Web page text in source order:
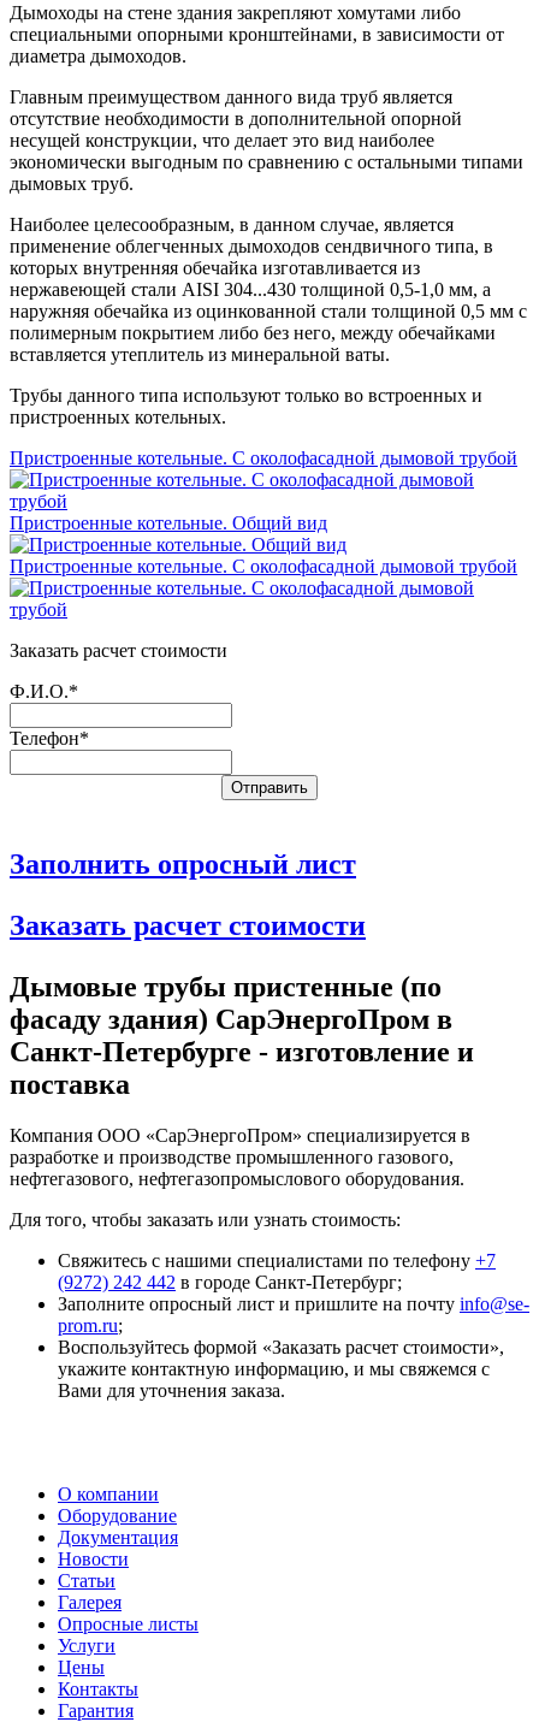
Дымоходы на стене здания закрепляют хомутами либо
специальными опорными кронштейнами, в зависимости от
диаметра дымоходов.
Главным преимуществом данного вида труб является
отсутствие необходимости в дополнительной опорной
несущей конструкции, что делает это вид наиболее
экономически выгодным по сравнению с остальными типами
дымовых труб.
Наиболее целесообразным, в данном случае, является
применение облегченных дымоходов сендвичного типа, в
которых внутренняя обечайка изготавливается из
нержавеющей стали AISI 304...430 толщиной 0,5-1,0 мм, а
наружняя обечайка из оцинкованной стали толщиной 0,5 мм с
полимерным покрытием либо без него, между обечайками
вставляется утеплитель из минеральной ваты.
Трубы данного типа используют только во встроенных и
пристроенных котельных.
Пристроенные котельные. С околофасадной дымовой трубой
Пристроенные котельные. Общий вид
Пристроенные котельные. С околофасадной дымовой трубой
Заказать расчет стоимости
Ф.И.О.*
Телефон*
Заполнить опросный лист
Заказать расчет стоимости
Дымовые трубы пристенные (по
фасаду здания) СарЭнергоПром в
Санкт-Петербурге - изготовление и
поставка
Компания ООО «СарЭнергоПром» специализируется в
разработке и производстве промышленного газового,
нефтегазового, нефтегазопромыслового оборудования.
Для того, чтобы заказать или узнать стоимость:
Свяжитесь с нашими специалистами по телефону +7
(9272) 242 442 в городе Санкт-Петербург;
Заполните опросный лист и пришлите на почту info@se-
prom.ru;
Воспользуйтесь формой «Заказать расчет стоимости»,
укажите контактную информацию, и мы свяжемся с
Вами для уточнения заказа.
О компании
Оборудование
Документация
Новости
Статьи
Галерея
Опросные листы
Услуги
Цены
Контакты
Гарантия